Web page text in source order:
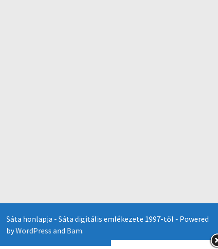
Sáta honlapja - Sáta digitális emlékezete 1997-től - Powered
byWordPress and Bam.